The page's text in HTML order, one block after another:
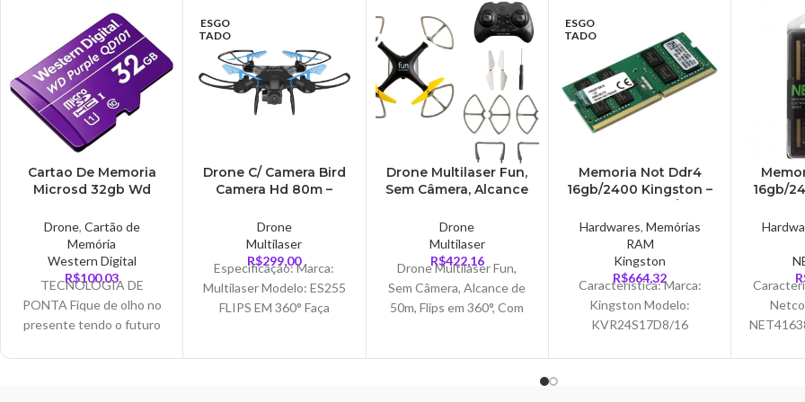
Cartao De Memoria
Microsd 32gb Wd
MSD32WD
Drone, Cartão de
Memória
Western Digital
R$100,03
TECNOLOGIA DE
PONTA Fique de olho no
presente tendo o futuro
Purple™ microSD
ESGO
TADO
Drone C/ Camera Bird
Camera Hd 80m –
Drone
Multilaser
R$299,00
Especificação: Marca:
Multilaser Modelo: ES255
FLIPS EM 360° Faça
Drone Multilaser Fun,
Sem Câmera, Alcance
360°, Com Controle
Remoto,
Preto/Amarelo –
ES253
Drone
Multilaser
R$422,16
Drone Multilaser Fun,
Sem Câmera, Alcance de
50m, Flips em 360°, Com
ESGO
TADO
Memoria Not Ddr4
16gb/2400 Kingston –
Hardwares, Memórias
RAM
Kingston
R$664,32
Característica: Marca:
Kingston Modelo:
KVR24S17D8/16
2400MHz – Non-ECC –
16gb/
gb Tipo